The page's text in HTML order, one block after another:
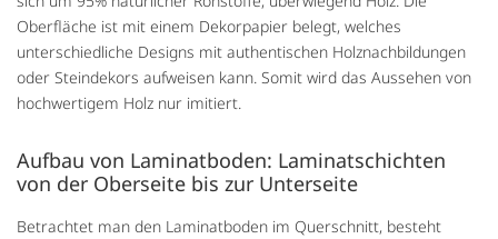
Oberfläche ist mit einem Dekorpapier belegt, welches
unterschiedliche Designs mit authentischen Holznachbildungen
oder Steindekors aufweisen kann. Somit wird das Aussehen von
hochwertigem Holz nur imitiert.
Aufbau von Laminatboden: Laminatschichten
von der Oberseite bis zur Unterseite
Betrachtet man den Laminatboden im Querschnitt, besteht